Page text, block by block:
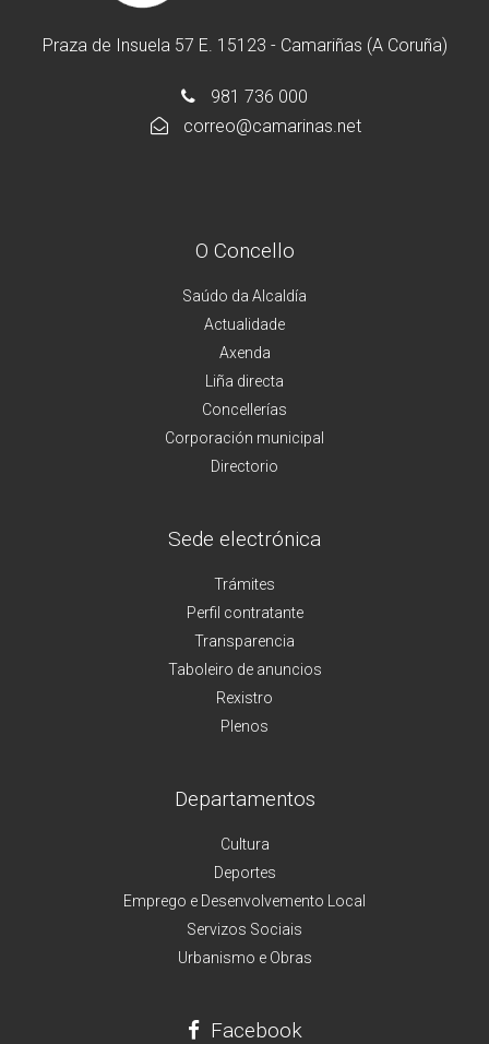
Praza de Insuela 57 E. 15123 - Camariñas (A Coruña)
981 736 000
correo@camarinas.net
O Concello
Saúdo da Alcaldía
Actualidade
Axenda
Liña directa
Concellerías
Corporación municipal
Directorio
Sede electrónica
Trámites
Perfil contratante
Transparencia
Taboleiro de anuncios
Rexistro
Plenos
Departamentos
Cultura
Deportes
Emprego e Desenvolvemento Local
Servizos Sociais
Urbanismo e Obras
Facebook